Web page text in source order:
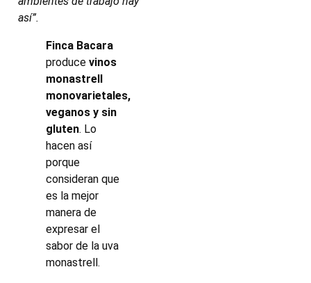
así”.
Finca Bacara
produce vinos
monastrell
monovarietales,
veganos y sin
gluten. Lo
hacen así
porque
consideran que
es la mejor
manera de
expresar el
sabor de la uva
monastrell.